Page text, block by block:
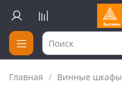
Главная Винные шкафы